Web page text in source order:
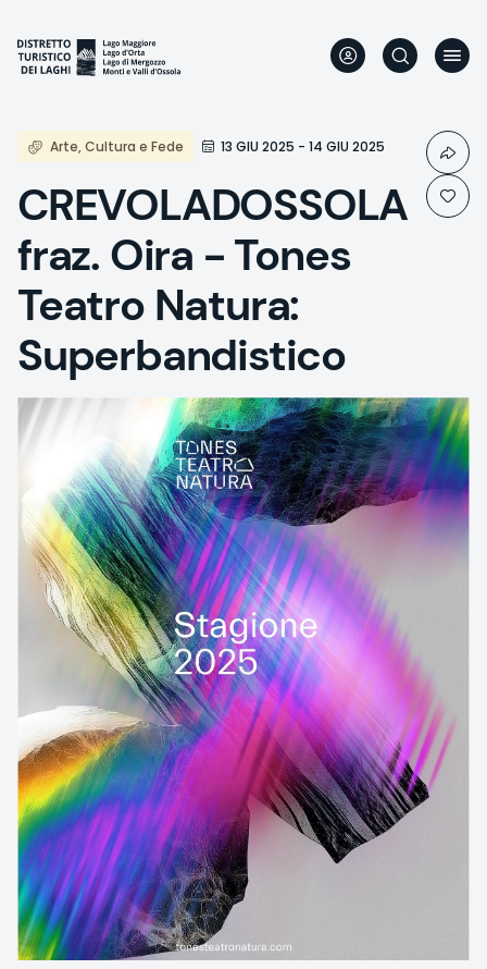
contenu
principal
Arte, Cultura e Fede 13 GIU 2025 - 14 GIU 2025
CREVOLADOSSOLA
fraz. Oira - Tones
Teatro Natura:
Superbandistico